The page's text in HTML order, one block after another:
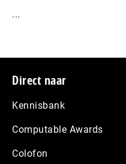
...
Footer
Direct naar
Kennisbank
Computable Awards
Colofon